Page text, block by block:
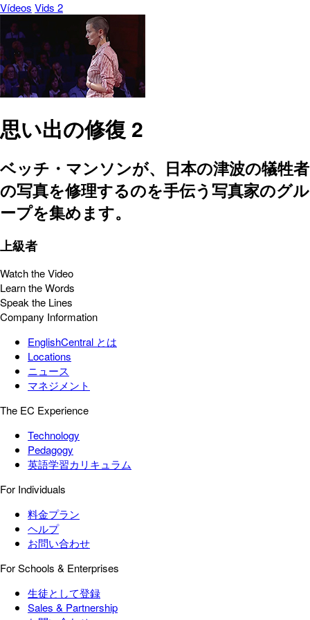
Vídeos Vids 2
思い出の修復 2
ベッチ・マンソンが、日本の津波の犠牲者
の写真を修理するのを手伝う写真家のグル
ープを集めます。
上級者
Watch the Video
Learn the Words
Speak the Lines
Company Information
EnglishCentral とは
Locations
ニュース
マネジメント
The EC Experience
Technology
Pedagogy
英語学習カリキュラム
For Individuals
料金プラン
ヘルプ
お問い合わせ
For Schools & Enterprises
生徒として登録
Sales & Partnership